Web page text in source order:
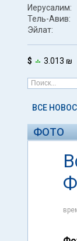
Иерусалим:
Тель-Авив:
Эйлат:
$ 3.013 ₪
ВСЕ
ФОТО